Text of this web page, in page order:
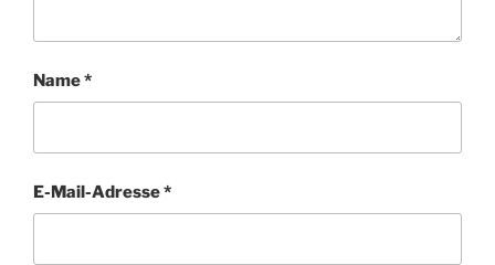
Name*
E-Mail-Adresse*